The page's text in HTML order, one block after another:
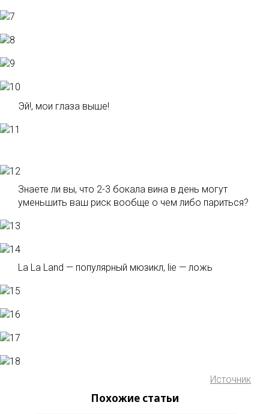
Эй!, мои глаза выше!
Знаете ли вы, что 2-3 бокала вина в день могут
уменьшить ваш риск вообще о чем либо париться?
La La Land — популярный мюзикл, lie — ложь
Источник
Похожие статьи